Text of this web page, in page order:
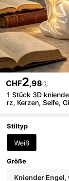
CHF2,98
1 Stück 3D
rz, Kerzen, Seife,
Stiltyp
Weiß
Größe
Kniender